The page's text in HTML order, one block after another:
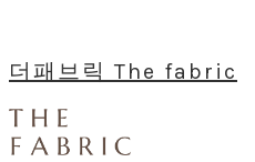
더패브릭 The fabric